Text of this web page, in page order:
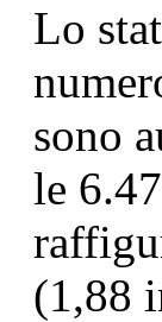
Lo
sono
le
(1,88